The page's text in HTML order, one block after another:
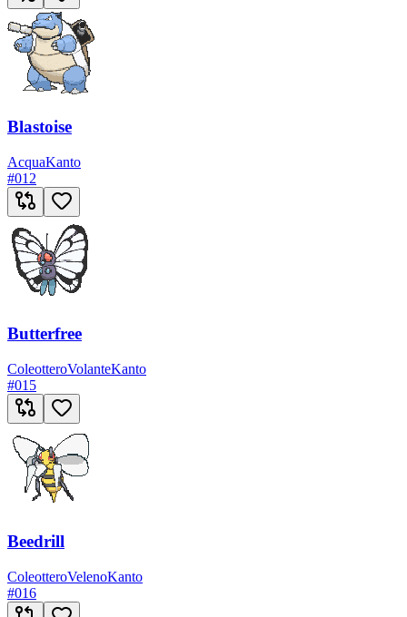
Blastoise
AcquaKanto
#012
Butterfree
ColeotteroVolanteKanto
#015
Beedrill
ColeotteroVelenoKanto
#016